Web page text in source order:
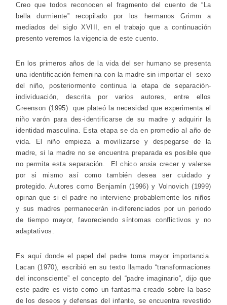
Creo que todos reconocen el fragmento del cuento de “La
bella durmiente” recopilado por los hermanos Grimm a
mediados del siglo XVIII, en el trabajo que a continuación
presento veremos la vigencia de este cuento.
En los primeros años de la vida del ser humano se presenta
una identificación femenina con la madre sin importar el sexo
del niño, posteriormente continua la etapa de separación-
individuación, descrita por varios autores, entre ellos
Greenson (1995) que plateó la necesidad que experimenta el
niño varón para des-identificarse de su madre y adquirir la
identidad masculina. Esta etapa se da en promedio al año de
vida. El niño empieza a movilizarse y despegarse de la
madre, si la madre no se encuentra preparada es posible que
no permita esta separación. El chico ansia crecer y valerse
por si mismo así como también desea ser cuidado y
protegido. Autores como Benjamín (1996) y Volnovich (1999)
opinan que si el padre no interviene probablemente los niños
y sus madres permanecerán in-diferenciados por un periodo
de tiempo mayor, favoreciendo síntomas conflictivos y no
adaptativos.
Es aquí donde el papel del padre toma mayor importancia.
Lacan (1970), escribió en su texto llamado “transformaciones
del inconsciente” el concepto del “padre imaginario”, dijo que
este padre es visto como un fantasma creado sobre la base
de los deseos y defensas del infante, se encuentra revestido